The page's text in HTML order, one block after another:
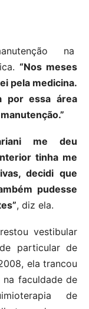
na
“Nos meses
pela medicina.
por essa área
me deu
tinha me
decidi que
pudesse
, diz ela.
vestibular
particular de
ela trancou
faculdade de
de